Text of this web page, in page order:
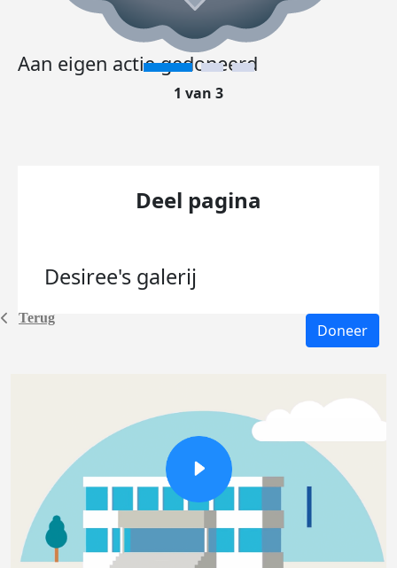
Terug
Aan eigen actie gedoneerd
1 van 3
Deel pagina
Desiree's galerij
Doneer